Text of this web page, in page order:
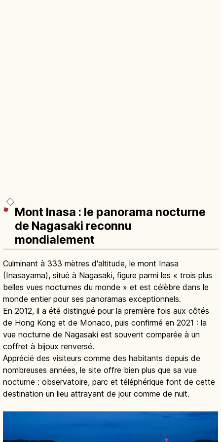
Mont Inasa : le panorama nocturne
de Nagasaki reconnu
mondialement
Culminant à 333 mètres d'altitude, le mont Inasa
(Inasayama), situé à Nagasaki, figure parmi les « trois plus
belles vues nocturnes du monde » et est célèbre dans le
monde entier pour ses panoramas exceptionnels.
En 2012, il a été distingué pour la première fois aux côtés
de Hong Kong et de Monaco, puis confirmé en 2021 : la
vue nocturne de Nagasaki est souvent comparée à un
coffret à bijoux renversé.
Apprécié des visiteurs comme des habitants depuis de
nombreuses années, le site offre bien plus que sa vue
nocturne : observatoire, parc et téléphérique font de cette
destination un lieu attrayant de jour comme de nuit.